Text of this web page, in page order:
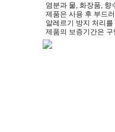
염분과 물, 화장품, 향
제품은 사용 후 부드
알레르기 방지 처리
제품의 보증기간은